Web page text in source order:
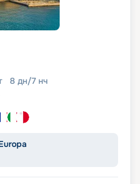
8 дн/7 нч